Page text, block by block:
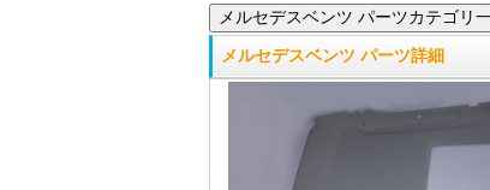
メルセデスベンツ パーツ詳細